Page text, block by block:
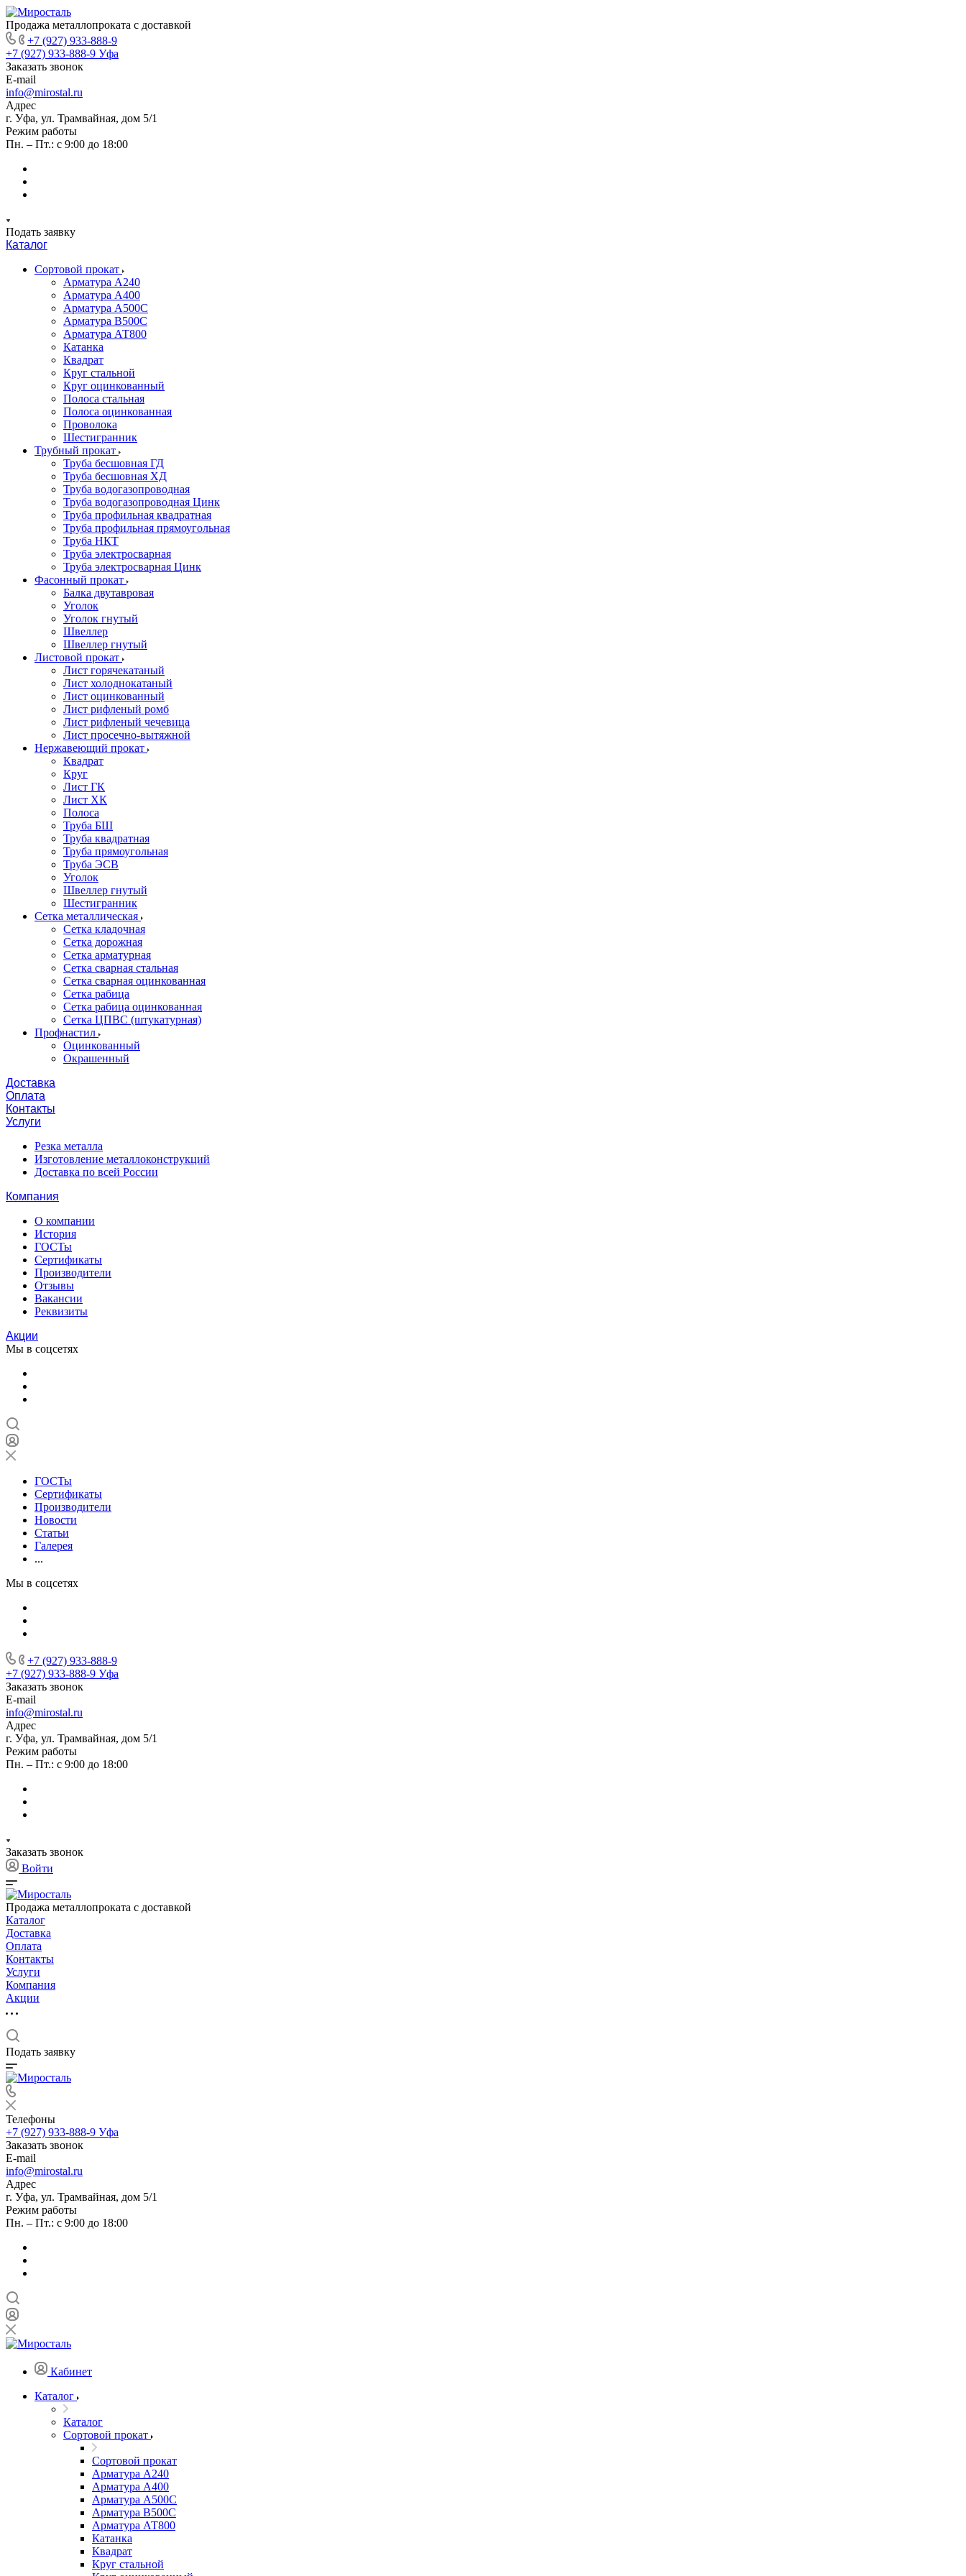
Продажа металлопроката с доставкой
+7 (927) 933-888-9
+7 (927) 933-888-9 Уфа
Заказать звонок
E-mail
info@mirostal.ru
Адрес
г. Уфа, ул. Трамвайная, дом 5/1
Режим работы
Пн. – Пт.: с 9:00 до 18:00
Подать заявку
Каталог
Сортовой прокат
Арматура А240
Арматура А400
Арматура А500C
Арматура В500С
Арматура АТ800
Катанка
Квадрат
Круг стальной
Круг оцинкованный
Полоса стальная
Полоса оцинкованная
Проволока
Шестигранник
Трубный прокат
Труба бесшовная ГД
Труба бесшовная ХД
Труба водогазопроводная
Труба водогазопроводная Цинк
Труба профильная квадратная
Труба профильная прямоугольная
Труба НКТ
Труба электросварная
Труба электросварная Цинк
Фасонный прокат
Балка двутавровая
Уголок
Уголок гнутый
Швеллер
Швеллер гнутый
Листовой прокат
Лист горячекатаный
Лист холоднокатаный
Лист оцинкованный
Лист рифленый ромб
Лист рифленый чечевица
Лист просечно-вытяжной
Нержавеющий прокат
Квадрат
Круг
Лист ГК
Лист ХК
Полоса
Труба БШ
Труба квадратная
Труба прямоугольная
Труба ЭСВ
Уголок
Швеллер гнутый
Шестигранник
Сетка металлическая
Сетка кладочная
Сетка дорожная
Сетка арматурная
Сетка сварная стальная
Сетка сварная оцинкованная
Сетка рабица
Сетка рабица оцинкованная
Сетка ЦПВС (штукатурная)
Профнастил
Оцинкованный
Окрашенный
Доставка
Оплата
Контакты
Услуги
Резка металла
Изготовление металлоконструкций
Доставка по всей России
Компания
О компании
История
ГОСТы
Сертификаты
Производители
Отзывы
Вакансии
Реквизиты
Акции
Мы в соцсетях
ГОСТы
Сертификаты
Производители
Новости
Статьи
Галерея
...
Мы в соцсетях
+7 (927) 933-888-9
+7 (927) 933-888-9 Уфа
Заказать звонок
E-mail
info@mirostal.ru
Адрес
г. Уфа, ул. Трамвайная, дом 5/1
Режим работы
Пн. – Пт.: с 9:00 до 18:00
Заказать звонок
Войти
Продажа металлопроката с доставкой
Каталог
Доставка
Оплата
Контакты
Услуги
Компания
Акции
Подать заявку
Телефоны
+7 (927) 933-888-9 Уфа
Заказать звонок
E-mail
info@mirostal.ru
Адрес
г. Уфа, ул. Трамвайная, дом 5/1
Режим работы
Пн. – Пт.: с 9:00 до 18:00
Кабинет
Каталог
Каталог
Сортовой прокат
Сортовой прокат
Арматура А240
Арматура А400
Арматура А500C
Арматура В500С
Арматура АТ800
Катанка
Квадрат
Круг стальной